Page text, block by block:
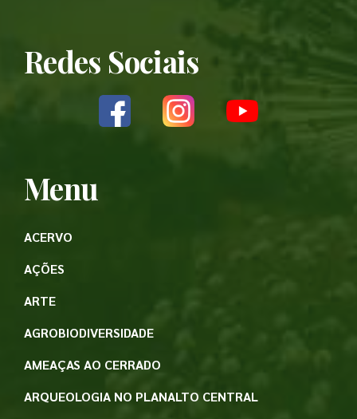
Redes Sociais
Menu
ACERVO
AÇÕES
ARTE
AGROBIODIVERSIDADE
AMEAÇAS AO CERRADO
ARQUEOLOGIA NO PLANALTO CENTRAL